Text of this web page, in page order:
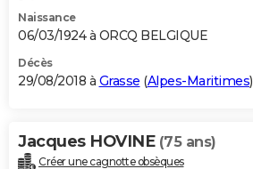
Naissance
06/03/1924 à ORCQ BELGIQUE
Décès
29/08/2018 à Grasse (Alpes-Maritimes)
Jacques HOVINE (75 ans)
Créer une cagnotte obsèques